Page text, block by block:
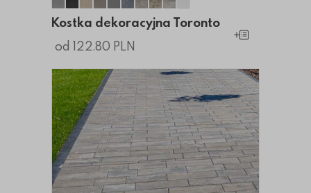
Kostka dekoracyjna Toronto
Kostka dekoracyjna Toronto
Kostka dekoracyjna Toronto
Kostka dekoracyjna Toronto
Kostka dekoracyjna Toronto
Kostka dekoracyjna Toronto
Kostka dekoracyjna Toronto
Kostka dekoracyjna
Kostka dekoracyjna
Kostka dekoracyjna Toronto
od 122.80 PLN
Dodaj do